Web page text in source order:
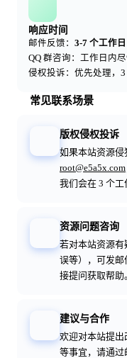
响应时间
邮件反馈： 3-7 个工作日
QQ 群咨询：工作日内
侵权投诉：优先处理，
常见联系场景
版权侵权投诉
如果本站资源侵
root@e5a5x.com
我们会在 3 个工
资源问题咨询
若对本站资源
误等），可发邮
接提问获取帮助
建议与合作
欢迎对本站提
等事宜，请通